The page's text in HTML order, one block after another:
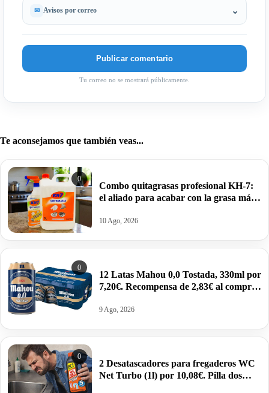
Avisos por correo
Tu correo no se mostrará públicamente.
Te aconsejamos que también veas...
0
Combo quitagrasas profesional KH-7:
el aliado para acabar con la grasa más
10 Ago, 2026
0
12 Latas Mahou 0,0 Tostada, 330ml por
7,20€. Recompensa de 2,83€ al comprar
9 Ago, 2026
0
2 Desatascadores para fregaderos WC
Net Turbo (1l) por 10,08€. Pilla dos